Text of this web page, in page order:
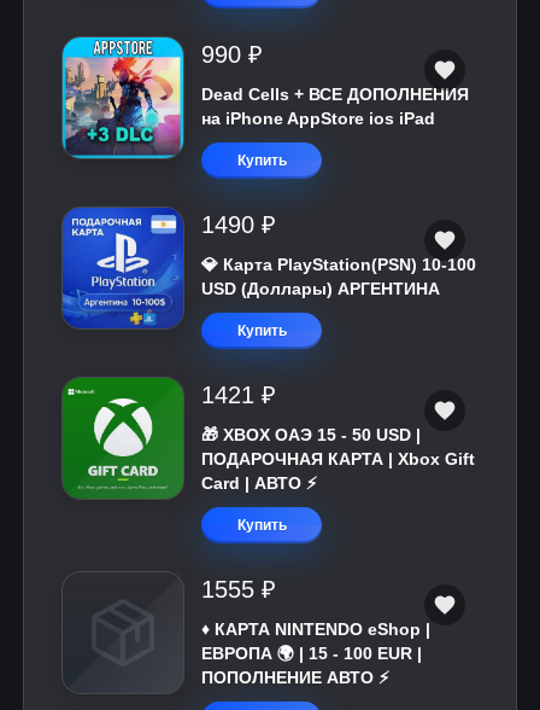
990 ₽
Dead Cells + ВСЕ ДОПОЛНЕНИЯ
на iPhone AppStore ios iPad
Купить
1490 ₽
💎 Карта PlayStation(PSN) 10-100
USD (Доллары) АРГЕНТИНА
Купить
1421 ₽
🎁 XBOX ОАЭ 15 - 50 USD |
ПОДАРОЧНАЯ КАРТА | Xbox Gift
Card | АВТО ⚡
Купить
1555 ₽
♦️ КАРТА NINTENDO eShop |
ЕВРОПА 🌍 | 15 - 100 EUR |
ПОПОЛНЕНИЕ АВТО ⚡